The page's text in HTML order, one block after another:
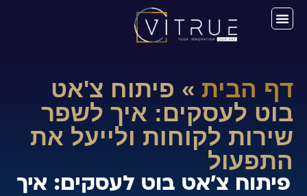
דף הבית » פיתוח צ'אט
בוט לעסקים: איך לשפר
שירות לקוחות ולייעל את
התפעול
פיתוח צ'אט בוט לעסקים: איך